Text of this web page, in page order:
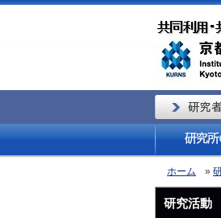
ホーム »
研究活動